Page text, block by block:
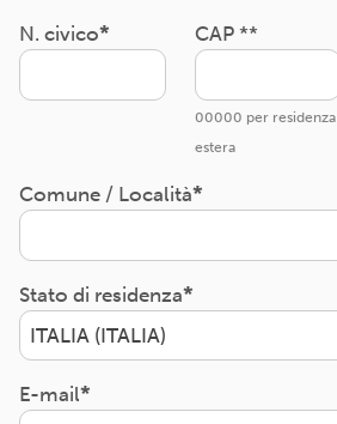
N. civico CAP **
00000 per residenza
estera
Comune / Località
Stato di residenza
ITALIA (ITALIA)
E-mail